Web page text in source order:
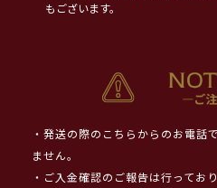
もございます。
・発送の際のこちらからのお電話
ません。
・ご入金確認のご報告は行ってお